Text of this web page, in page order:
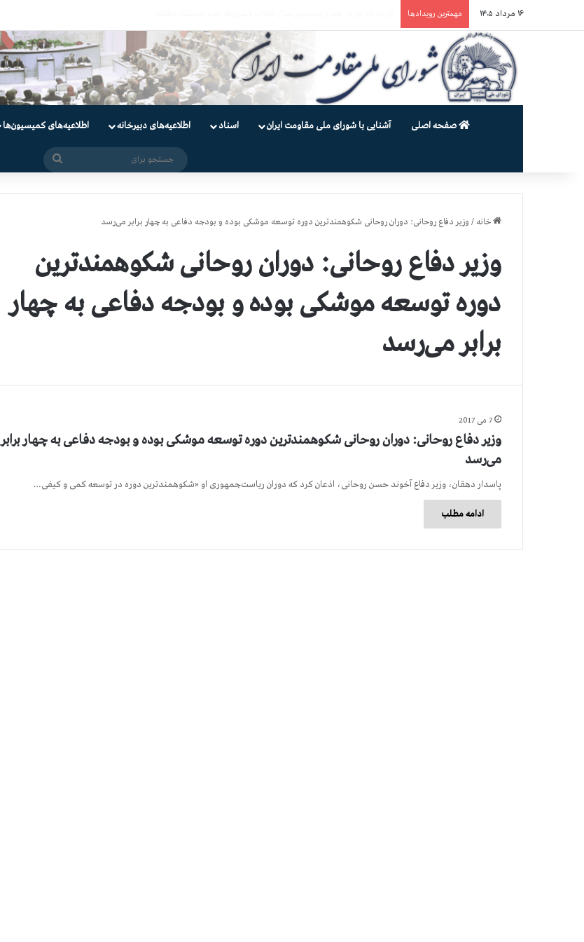
۱۶ مرداد ۱۴۰۵ مهمترین رویدادها
صفحه اصلی آشنایی با شورای ملی مقاومت ایران اسناد اطلاعیه‌های دبیرخانه اطلاعیه‌های کمیسیون‌‌ها
خانه / وزیر دفاع روحانی: دوران روحانی شکوهمندترین دوره توسعه موشکی بوده و بودجه دفاعی به چهار برابر می‌رسد
وزیر دفاع روحانی: دوران روحانی شکوهمندترین
دوره توسعه موشکی بوده و بودجه دفاعی به چهار
برابر می‌رسد
7 می 2017
وزیر دفاع روحانی: دوران روحانی شکوهمندترین دوره توسعه موشکی بوده و بودجه دفاعی به چهار برابر
می‌رسد
پاسدار دهقان، وزیر دفاع آخوند حسن روحانی، اذعان کرد که دوران ریاست‌جمهوری او «شکوهمندترین دوره در توسعه کمی و کیفی…
ادامه مطلب